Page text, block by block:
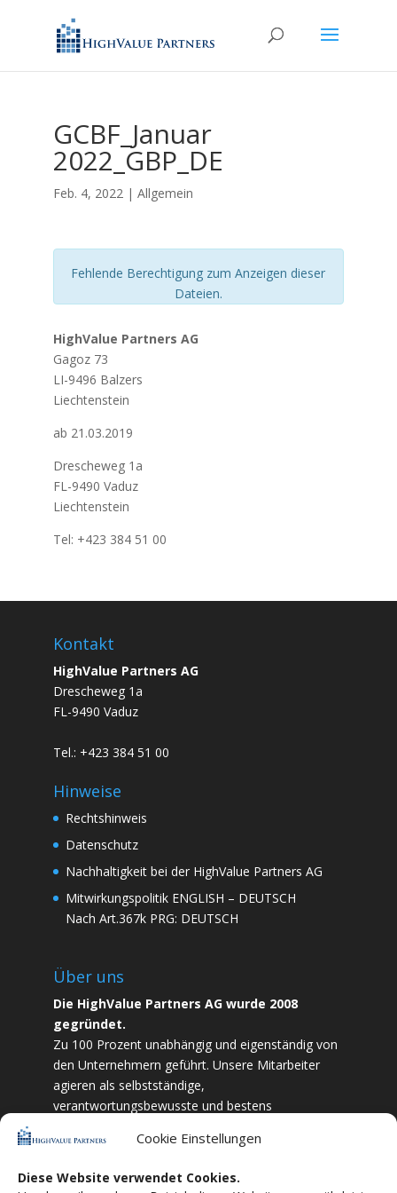
Cookie Einstellungen
Diese Website verwendet Cookies.
GCBF_Januar
2022_GBP_DE
Feb. 4, 2022| Allgemein
Fehlende Berechtigung zum Anzeigen dieser
Dateien.
HighValue Partners AG
Gagoz 73
LI-9496 Balzers
Liechtenstein
ab 21.03.2019
Drescheweg 1a
FL-9490 Vaduz
Liechtenstein
Tel: +423 384 51 00
Kontakt
HighValue Partners AG
Drescheweg 1a
FL-9490 Vaduz
Tel.: +423 384 51 00
Hinweise
Rechtshinweis
Datenschutz
Nachhaltigkeit bei der HighValue Partners AG
Mitwirkungspolitik ENGLISH – DEUTSCH
Nach Art.367k PRG: DEUTSCH
Über uns
Die HighValue Partners AG wurde 2008
gegründet.
Zu 100 Prozent unabhängig und eigenständig von
den Unternehmern geführt. Unsere Mitarbeiter
agieren als selbstständige,
verantwortungsbewusste und bestens
und Zielstrebigkeit sind wir bestrebt das